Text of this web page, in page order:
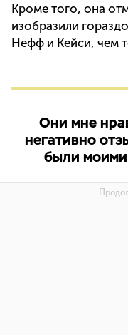
Кроме того, она
изобразили
Нефф и Кейси, чем
Они мне
негативно
были